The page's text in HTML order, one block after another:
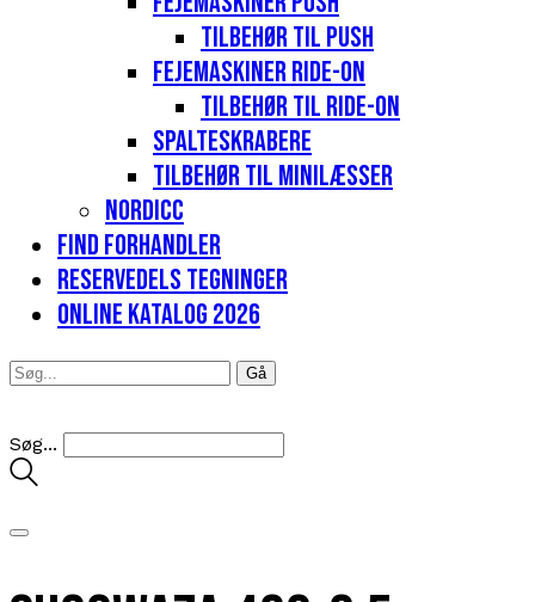
Tilbehør til push
Fejemaskiner Ride-on
Tilbehør til Ride-on
Spalteskrabere
Tilbehør til minilæsser
Nordicc
Find forhandler
Reservedels tegninger
Online katalog 2026
Søg...